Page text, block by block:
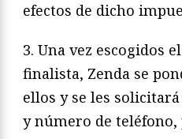
efectos de dicho
3. Una vez escogidos
finalista, Zenda se
ellos y se les
y número de